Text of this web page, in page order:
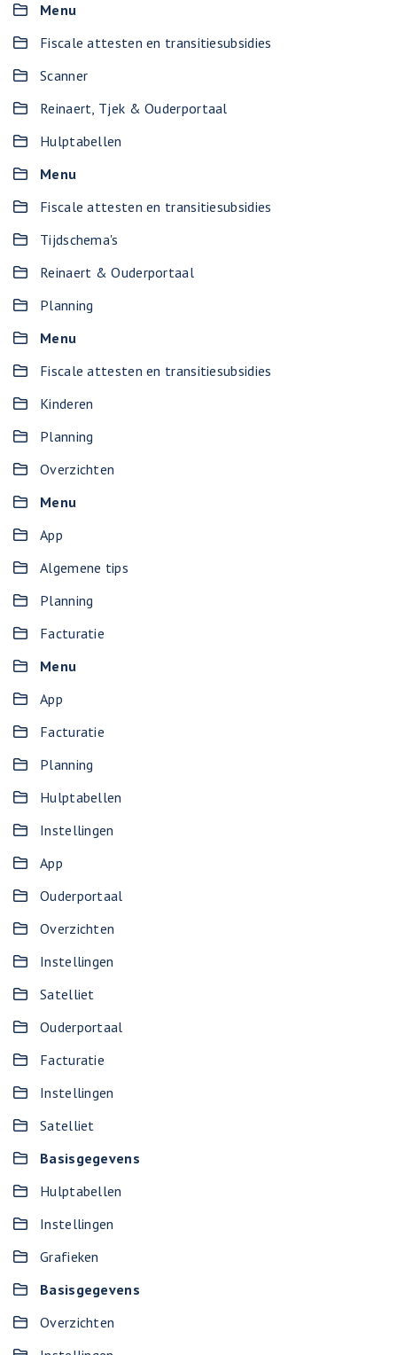
Menu
Fiscale attesten en transitiesubsidies
Scanner
Reinaert, Tjek & Ouderportaal
Hulptabellen
Menu
Fiscale attesten en transitiesubsidies
Tijdschema's
Reinaert & Ouderportaal
Planning
Menu
Fiscale attesten en transitiesubsidies
Kinderen
Planning
Overzichten
Menu
App
Algemene tips
Planning
Facturatie
Menu
App
Facturatie
Planning
Hulptabellen
Instellingen
App
Ouderportaal
Overzichten
Instellingen
Satelliet
Ouderportaal
Facturatie
Instellingen
Satelliet
Basisgegevens
Hulptabellen
Instellingen
Grafieken
Basisgegevens
Overzichten